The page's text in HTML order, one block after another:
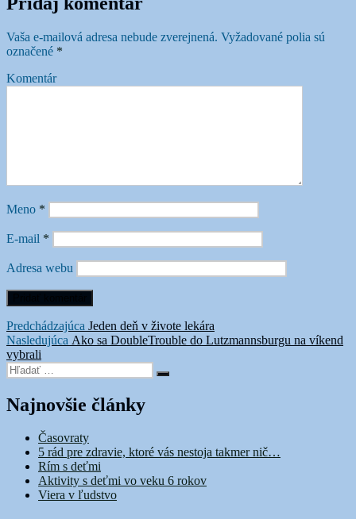
Vaša e-mailová adresa nebude zverejnená. Vyžadované polia sú
označené *
Komentár
Meno *
E-mail *
Adresa webu
Navigácia
v
článku
Predchádzajúca Predchádzajúci
článok:
Jeden deň v živote lekára
Nasledujúca Ďalší
Ako sa DoubleTrouble do Lutzmannsburgu na víkend
vybrali
Hľadať:
Vyhľadávanie
Najnovšie články
Časovraty
5 rád pre zdravie, ktoré vás nestoja takmer nič…
Rím s deťmi
Aktivity s deťmi vo veku 6 rokov
Viera v ľudstvo